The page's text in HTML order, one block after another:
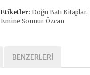
Etiketler: Doğu Batı Kitaplar,
Emine Sonnur Özcan
BENZERLERI